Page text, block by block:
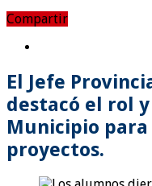
Compartir
El Jefe
destacó el rol
Municipio
proyectos.